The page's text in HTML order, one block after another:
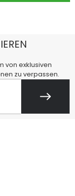
von exklusiven
zu verpassen.